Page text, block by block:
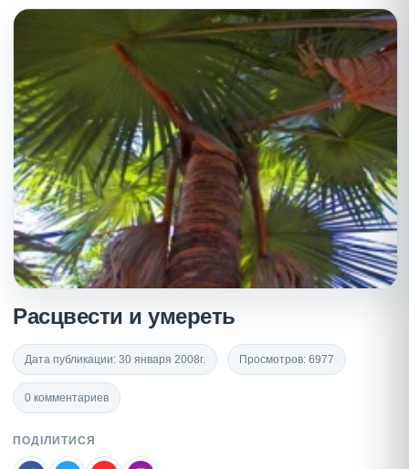
Расцвести и умереть
Дата публикации: 30 января 2008г. Просмотров: 6977
0 комментариев
ПОДІЛИТИСЯ